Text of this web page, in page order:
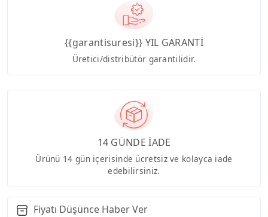
{{garantisuresi}} YIL GARANTİ
Üretici/distribütör garantilidir.
14 GÜNDE İADE
Ürünü 14 gün içerisinde ücretsiz ve kolayca iade
edebilirsiniz.
Fiyatı Düşünce Haber Ver